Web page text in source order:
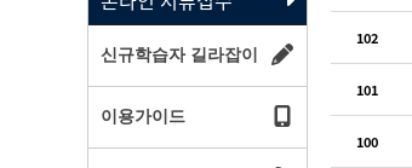
신규학습자 길라잡이
이용가이드
102
101
100